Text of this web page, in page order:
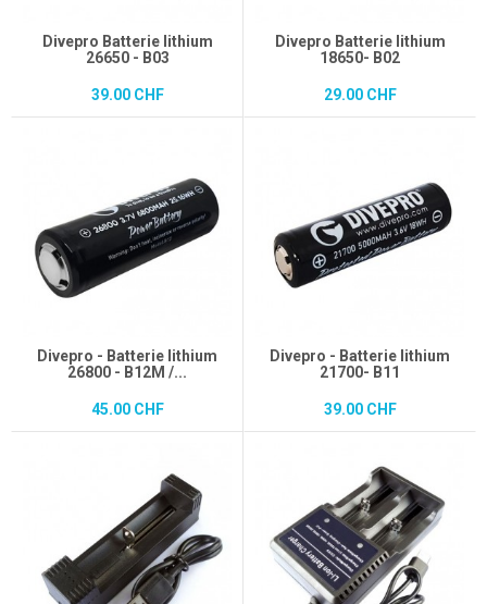
Divepro Batterie lithium
26650 - B03
39.00 CHF
Divepro Batterie lithium
18650- B02
29.00 CHF
Divepro - Batterie lithium
26800 - B12M /...
45.00 CHF
Divepro - Batterie lithium
21700- B11
39.00 CHF